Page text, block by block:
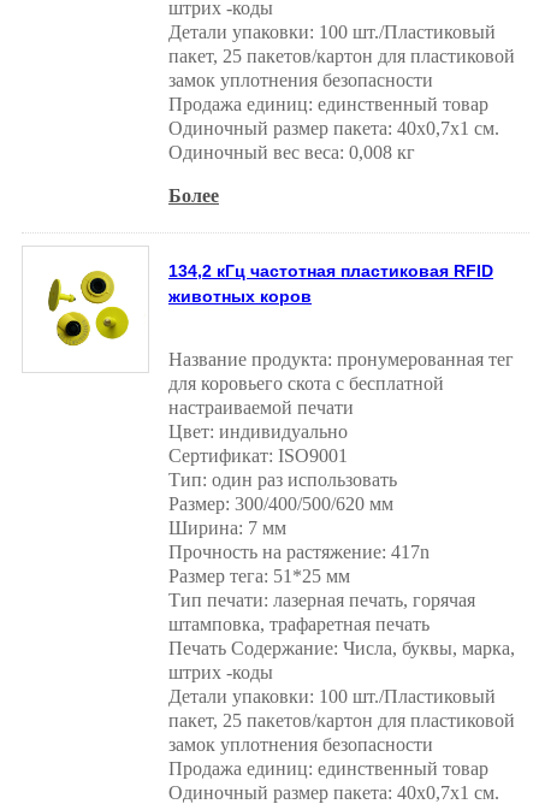
штрих -коды
Детали упаковки: 100 шт./Пластиковый
пакет, 25 пакетов/картон для пластиковой
замок уплотнения безопасности
Продажа единиц: единственный товар
Одиночный размер пакета: 40x0,7x1 см.
Одиночный вес веса: 0,008 кг
Более
134,2 кГц частотная пластиковая RFID
животных коров
Название продукта: пронумерованная тег
для коровьего скота с бесплатной
настраиваемой печати
Цвет: индивидуально
Сертификат: ISO9001
Тип: один раз использовать
Размер: 300/400/500/620 мм
Ширина: 7 мм
Прочность на растяжение: 417n
Размер тега: 51*25 мм
Тип печати: лазерная печать, горячая
штамповка, трафаретная печать
Печать Содержание: Числа, буквы, марка,
штрих -коды
Детали упаковки: 100 шт./Пластиковый
пакет, 25 пакетов/картон для пластиковой
замок уплотнения безопасности
Продажа единиц: единственный товар
Одиночный размер пакета: 40x0,7x1 см.